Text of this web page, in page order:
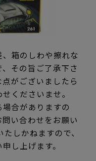
箱のしわや擦れな
その旨ご了承下さ
がございましたら
くださいませ。
場合がありますの
い合わせをお願い
しかねますので、
し上げます。